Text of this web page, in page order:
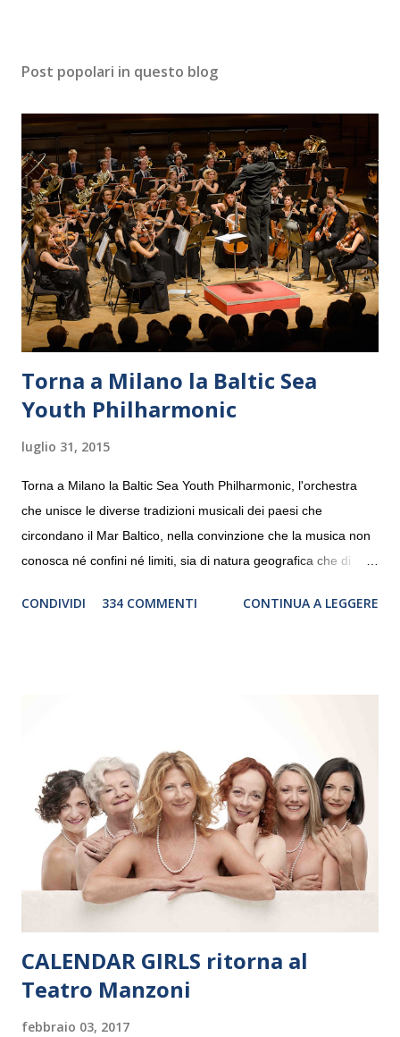
Post popolari in questo blog
Torna a Milano la Baltic Sea
Youth Philharmonic
luglio 31, 2015
Torna a Milano la Baltic Sea Youth Philharmonic, l'orchestra
che unisce le diverse tradizioni musicali dei paesi che
circondano il Mar Baltico, nella convinzione che la musica non
conosca né confini né limiti, sia di natura geografica che di
debutterà il 10 settembre a Heiden, in Germania, e toccherà, in
“Settembre dell’Accademia” dove si esibirà per il secondo anno
consecutivo. Il pubblico milanese avrà il piacere di applaudire i
giovani artisti della Baltic Sea Youth Philharmonic per la quarta
volta. L’orchestra, fondata nel 2008 da Kristjan Järvi (affiancato
da un prestigioso consiglio di consulent...
CONDIVIDI 334 COMMENTI CONTINUA A LEGGERE
CALENDAR GIRLS ritorna al
Teatro Manzoni
febbraio 03, 2017